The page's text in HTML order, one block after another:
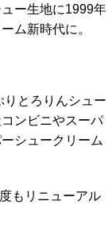
ー生地に1999年
ム新時代に。
とろりんシュー
ンビニやスーパ
シュークリーム
もリニューアル